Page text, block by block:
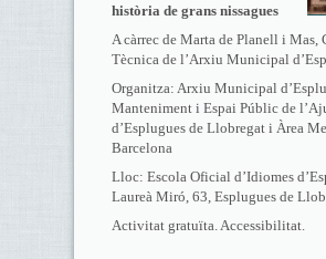
història de grans nissagues
A càrrec de Marta de Planell i Mas,
Tècnica de l’Arxiu Municipal
Organitza: Arxiu Municipal
Manteniment i Espai Públic de
d’Esplugues de Llobregat i Àrea
Barcelona
Lloc: Escola Oficial d’Idiomes
Laureà Miró, 63, Esplugues de
Activitat gratuïta. Accessibilitat.